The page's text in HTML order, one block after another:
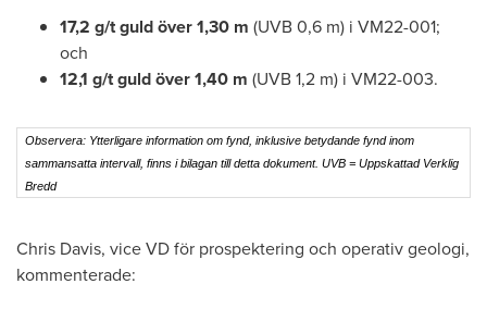
17,2 g/t guld över1,30 m (UVB0,6 m) i VM22-001;
och
12,1 g/t guld över1,40 m (UVB1,2 m) i VM22-003.
Observera: Ytterligare information om fynd, inklusive betydande fynd inom
sammansatta intervall, finns i bilagan till detta dokument. UVB = Uppskattad Verklig
Bredd
Chris Davis, vice VD för prospektering och operativ geologi,
kommenterade: